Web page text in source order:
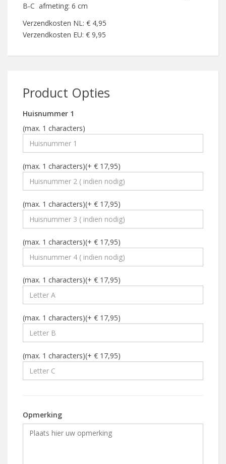
B-C afmeting: 6 cm
Verzendkosten NL: € 4,95
Verzendkosten EU: € 9,95
Product Opties
Huisnummer 1
(max. 1 characters)
(max. 1 characters)(+ € 17,95)
(max. 1 characters)(+ € 17,95)
(max. 1 characters)(+ € 17,95)
(max. 1 characters)(+ € 17,95)
(max. 1 characters)(+ € 17,95)
(max. 1 characters)(+ € 17,95)
Opmerking